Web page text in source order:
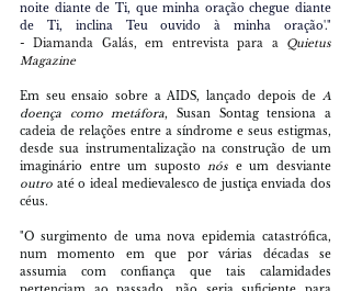
noite diante de Ti, que minha oração chegue diante
- Diamanda Galás, em entrevista para a Quietus
Magazine
Em seu ensaio sobre a AIDS, lançado depois de A
doença como metáfora, Susan Sontag tensiona a
cadeia de relações entre a síndrome e seus estigmas,
desde sua instrumentalização na construção de um
imaginário entre um suposto nós
outro até o ideal medievalesco de justiça enviada dos
céus.
"O surgimento de uma nova epidemia catastrófica,
num momento em que por várias décadas se
assumia com confiança que tais calamidades